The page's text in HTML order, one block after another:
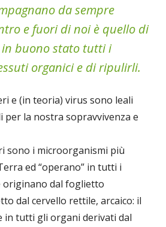
da sempre
e fuori di noi è quello di
buono stato tutti i
organici e di ripulirli.
e (in teoria) virus sono leali
per la nostra sopravvivenza e
sono i microorganismi più
ed “operano” in tutti i
originano dal foglietto
dal cervello rettile, arcaico: il
in tutti gli organi derivati dal